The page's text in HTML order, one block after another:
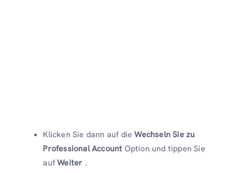
Klicken Sie dann auf dieWechseln Sie zu
Professional Account Option und tippen Sie
aufWeiter .